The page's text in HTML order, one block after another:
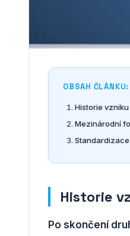
OBSAH ČLÁNKU:
Historie
Mezinárodní
Historie
Po skončení